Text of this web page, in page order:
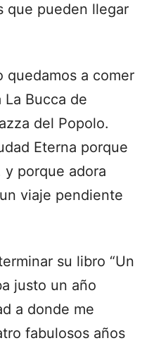
que pueden llegar
quedamos a comer
La Bucca de
del Popolo.
Eterna porque
y porque adora
viaje pendiente
su libro “Un
justo un año
a donde me
fabulosos años